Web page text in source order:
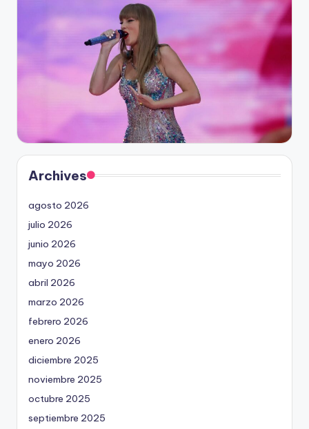
Archives
agosto 2026
julio 2026
junio 2026
mayo 2026
abril 2026
marzo 2026
febrero 2026
enero 2026
diciembre 2025
noviembre 2025
octubre 2025
septiembre 2025